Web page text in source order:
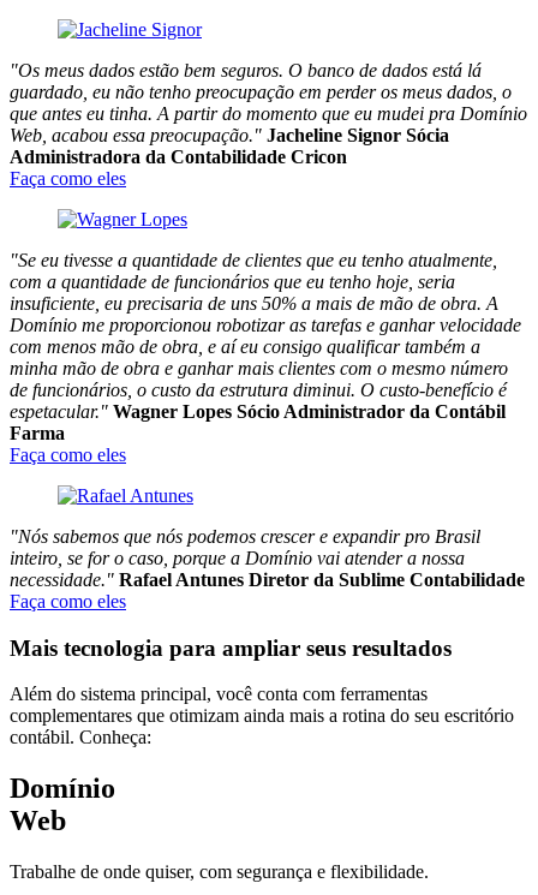
"Os meus dados estão bem seguros. O banco de dados está lá
guardado, eu não tenho preocupação em perder os meus dados, o
que antes eu tinha. A partir do momento que eu mudei pra Domínio
Web, acabou essa preocupação." Jacheline Signor Sócia
Administradora da Contabilidade Cricon
Faça como eles
"Se eu tivesse a quantidade de clientes que eu tenho atualmente,
com a quantidade de funcionários que eu tenho hoje, seria
insuficiente, eu precisaria de uns 50% a mais de mão de obra. A
Domínio me proporcionou robotizar as tarefas e ganhar velocidade
com menos mão de obra, e aí eu consigo qualificar também a
minha mão de obra e ganhar mais clientes com o mesmo número
de funcionários, o custo da estrutura diminui. O custo-benefício é
espetacular." Wagner Lopes Sócio Administrador da Contábil
Farma
Faça como eles
"Nós sabemos que nós podemos crescer e expandir pro Brasil
inteiro, se for o caso, porque a Domínio vai atender a nossa
necessidade." Rafael Antunes Diretor da Sublime Contabilidade
Faça como eles
Mais tecnologia para ampliar seus resultados
Além do sistema principal, você conta com ferramentas
complementares que otimizam ainda mais a rotina do seu escritório
contábil. Conheça:
Domínio
Web
Trabalhe de onde quiser, com segurança e flexibilidade.